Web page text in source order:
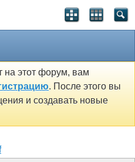
на этот форум, вам
. После этого вы
и создавать новые